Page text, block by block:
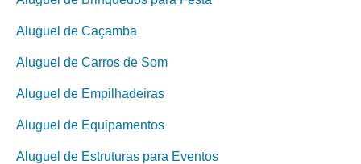
Aluguel de Caçamba
Aluguel de Carros de Som
Aluguel de Empilhadeiras
Aluguel de Equipamentos
Aluguel de Estruturas para Eventos